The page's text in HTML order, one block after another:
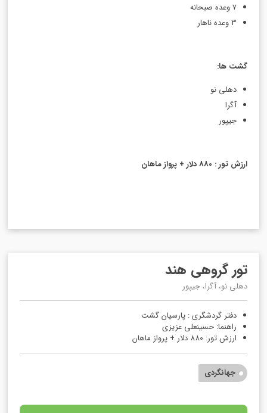
7 وعده صبحانه
3 وعده ناهار
گشت ها:
دهلی نو
آگرا
جیپور
ارزش تور : 880 دلار + پرواز ماهان
تور گروهی هند
دهلی نو، آگرا، جیپور
دفتر گردشگری : پارسیان گشت
راهنما: حسینعلی عزیزی
ارزش تور: 880 دلار + پرواز ماهان
جهانگردی